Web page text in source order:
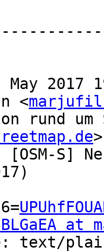
2017
<marjufil
rund
>
S]
text/